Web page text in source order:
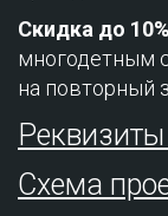
Скидка до
многодетным
на повторный
Схема